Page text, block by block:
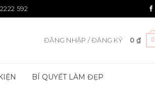
592
ĐĂNG NHẬP / ĐĂNG KÝ 0 ₫ 0
BÍ QUYẾT LÀM ĐẸP